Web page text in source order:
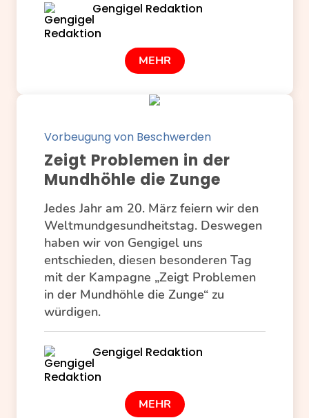
Gengigel Redaktion
MEHR
Vorbeugung von Beschwerden
Zeigt Problemen in der
Mundhöhle die Zunge
Jedes Jahr am 20. März feiern wir den
Weltmundgesundheitstag. Deswegen
haben wir von Gengigel uns
entschieden, diesen besonderen Tag
mit der Kampagne „Zeigt Problemen
in der Mundhöhle die Zunge“ zu
würdigen.
Gengigel Redaktion
MEHR